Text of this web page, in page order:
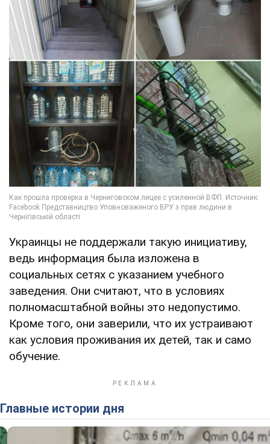
Украинцы не поддержали такую инициативу,
ведь информация была изложена в
социальных сетях с указанием учебного
заведения. Они считают, что в условиях
полномасштабной войны это недопустимо.
Кроме того, они заверили, что их устраивают
как условия проживания их детей, так и само
обучение.
Главные истории дня